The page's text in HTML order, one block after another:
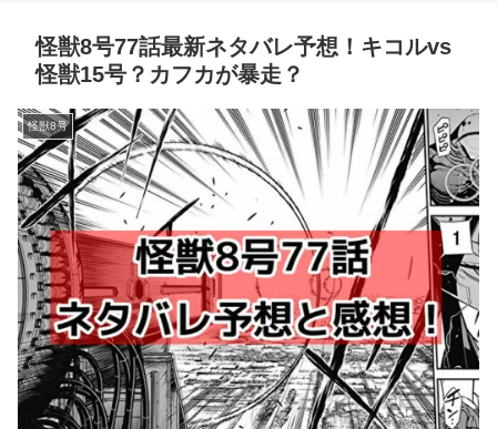
怪獣8号77話最新ネタバレ予想！キコルvs
怪獣15号？カフカが暴走？
怪獣8号